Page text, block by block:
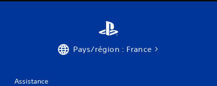
Pays/région : France
Assistance